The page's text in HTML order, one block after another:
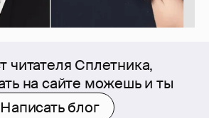
читателя Сплетника,
на сайте можешь и ты
Написать блог